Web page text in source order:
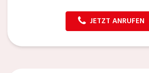
JETZT ANRUFEN